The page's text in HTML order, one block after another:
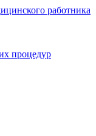
работника
процедур